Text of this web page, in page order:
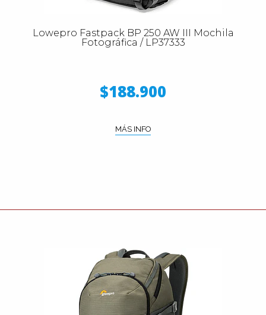
Lowepro Fastpack BP 250 AW III Mochila
Fotográfica / LP37333
$188.900
MÁS INFO